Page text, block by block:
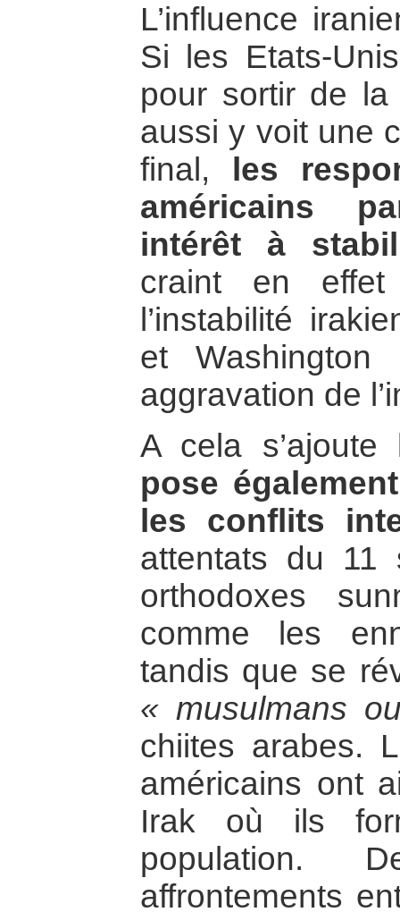
L’influence
Si les Etats-
pour sortir de la
aussi y voit une
final,
les
américains
intérêt à
craint en
l’instabilité
et Washington
aggravation de
A cela
pose
les conflits
attentats du 11
orthodoxes
comme les
tandis que se
« musulmans
chiites arabes.
américains ont
Irak où ils
population.
affrontements